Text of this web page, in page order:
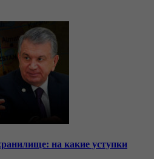
на какие уступки